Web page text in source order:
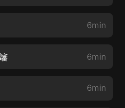
6min
6min
6min